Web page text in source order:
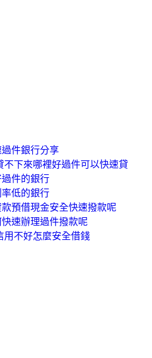
件銀行分享
不下來哪裡好過件可以快速貸
件的銀行
低的銀行
預借現金安全快速撥款呢
速辦理過件撥款呢
用不好怎麼安全借錢